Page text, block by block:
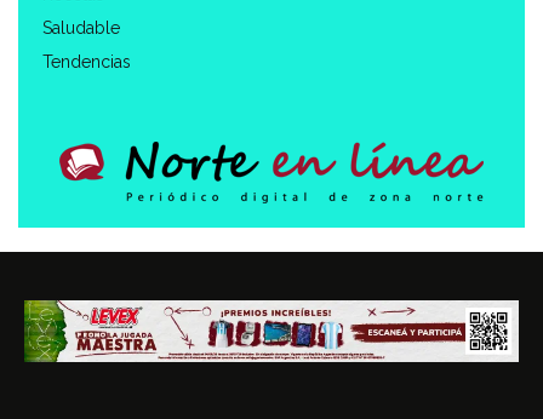
Saludable
Tendencias